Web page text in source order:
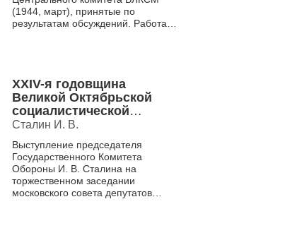
(1944, март), принятые по
результатам обсуждений. Работа
XXIV-я годовщина
Великой Октябрьской
социалистической
революции
Сталин И. В.
Выступление председателя
Государственного Комитета
Обороны И. В. Сталина на
торжественном заседании
московского совета депутатов